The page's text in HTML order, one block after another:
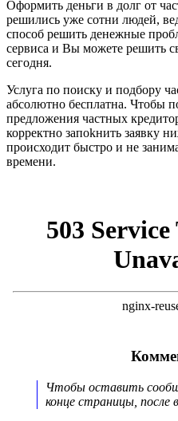
Оформить деньги в долг от
решились уже сотни людей,
способ решить денежные
сервиса и Вы можете решить
сегодня.
Услуга по поиску и подбору
абсолютно бесплатна. Чтобы
предложения частных
корректно запоkнить заявку
происходит быстро и не
времени.
Чтобы оставить
конце страницы, после